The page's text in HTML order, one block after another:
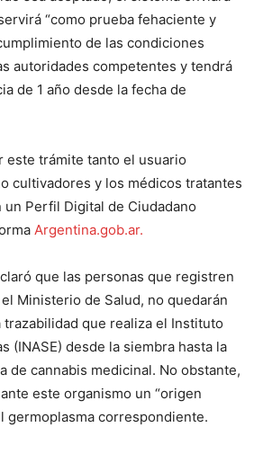
“como prueba fehaciente y
de las condiciones
autoridades competentes y tendrá
de 1 año desde la fecha de
este trámite tanto el usuario
cultivadores y los médicos tratantes
Perfil Digital de Ciudadano
Argentina.gob.ar.
que las personas que registren
Ministerio de Salud, no quedarán
trazabilidad que realiza el Instituto
(INASE) desde la siembra hasta la
de cannabis medicinal. No obstante,
este organismo un “origen
germoplasma correspondiente.